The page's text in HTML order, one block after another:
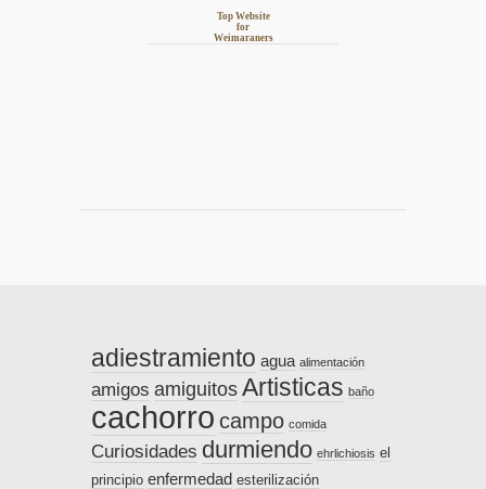
Top Website
for
Weimaraners
adiestramiento agua alimentación
amigos amiguitos Artisticas baño
cachorro campo comida
Curiosidades durmiendo ehrlichiosis el
principio enfermedad esterilización